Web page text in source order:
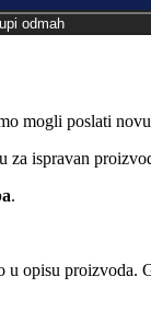
odmah
mogli poslati
ispravan
.
u opisu proizvoda.